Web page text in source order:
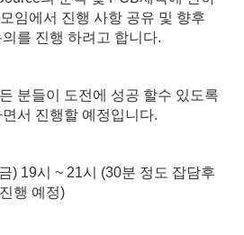
임에서 진행 사항 공유 및 향후
를 진행 하려고 합니다.
분들이 도전에 성공 할수 있도록
서 진행할 예정입니다.
) 19시 ~ 21시 (30분 정도 잡담후
행 예정)